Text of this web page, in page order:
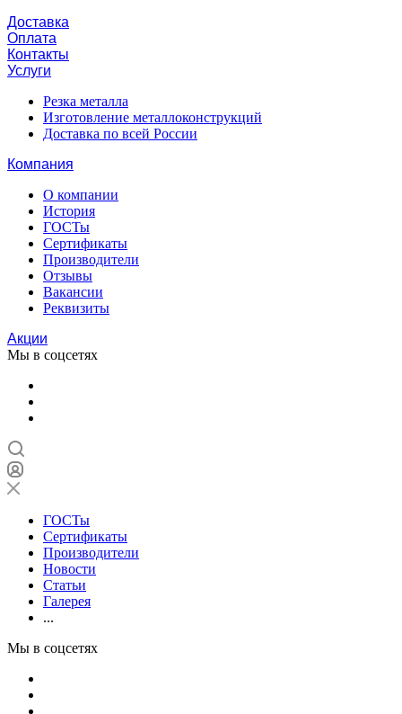
Доставка
Оплата
Контакты
Услуги
Резка металла
Изготовление металлоконструкций
Доставка по всей России
Компания
О компании
История
ГОСТы
Сертификаты
Производители
Отзывы
Вакансии
Реквизиты
Акции
Мы в соцсетях
ГОСТы
Сертификаты
Производители
Новости
Статьи
Галерея
...
Мы в соцсетях